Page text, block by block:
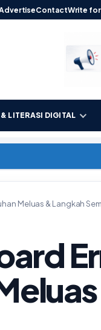
ContactWrite for
LITERASI DIGITAL
Meluas & Langkah